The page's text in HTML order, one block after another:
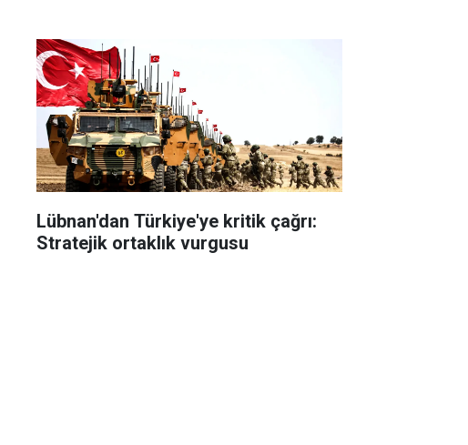
Lübnan'dan Türkiye'ye kritik çağrı:
Stratejik ortaklık vurgusu